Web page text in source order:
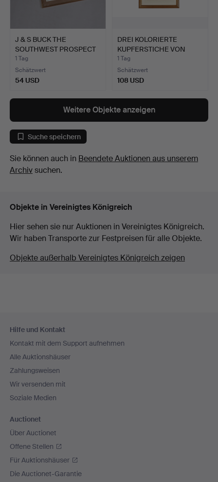
J & S BUCK THE
SOUTHWEST PROSPECT
OF GUILD…
1 Tag
Schätzwert
54 USD
DREI KOLORIERTE
KUPFERSTICHE VON
SAMUEL UN…
1 Tag
Schätzwert
108 USD
Weitere Objekte anzeigen
Suche speichern
Sie können auch in Beendete Auktionen aus unserem
Archivsuchen.
Objekte in Vereinigtes Königreich
Hier sehen sie nur Auktionen in Vereinigtes Königreich.
Wir haben Transporte zur Festpreisen für alle Objekte.
Objekte außerhalb Vereinigtes Königreich zeigen
Navigation
Hilfe und Kontakt
Kontakt mit dem Support aufnehmen
Alle Auktionshäuser
Zahlungsweisen
Wir versenden mit
Soziale Medien
Auctionet
Über Auctionet
Offene Stellen
Für Auktionshäuser
Die Auctionet-Garantie